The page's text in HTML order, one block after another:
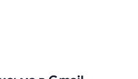
письма в